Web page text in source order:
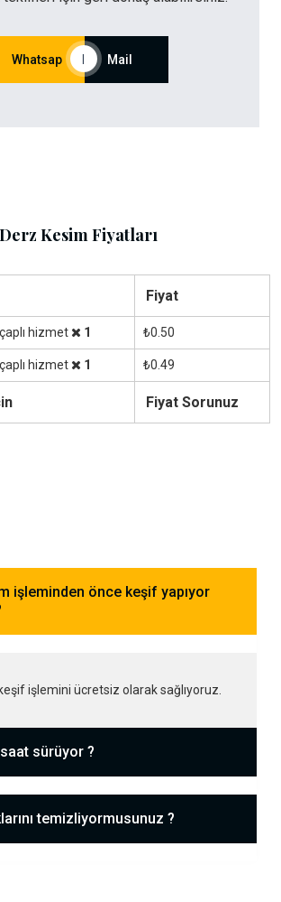
Whatsap Mail
Kesim Fiyatları
Fiyat
hizmet 1 ₺0.50
hizmet 1 ₺0.49
Fiyat Sorunuz
işleminden önce keşif yapıyor
işlemini ücretsiz olarak sağlıyoruz.
sürüyor ?
temizliyormusunuz ?